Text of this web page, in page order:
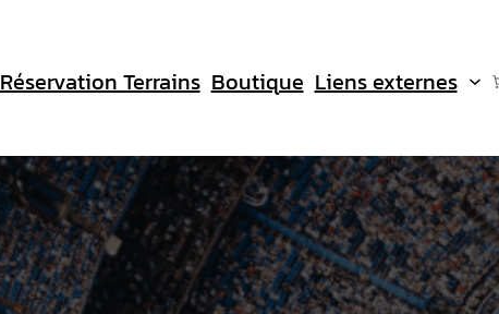
Réservation Terrains Boutique Liens externes